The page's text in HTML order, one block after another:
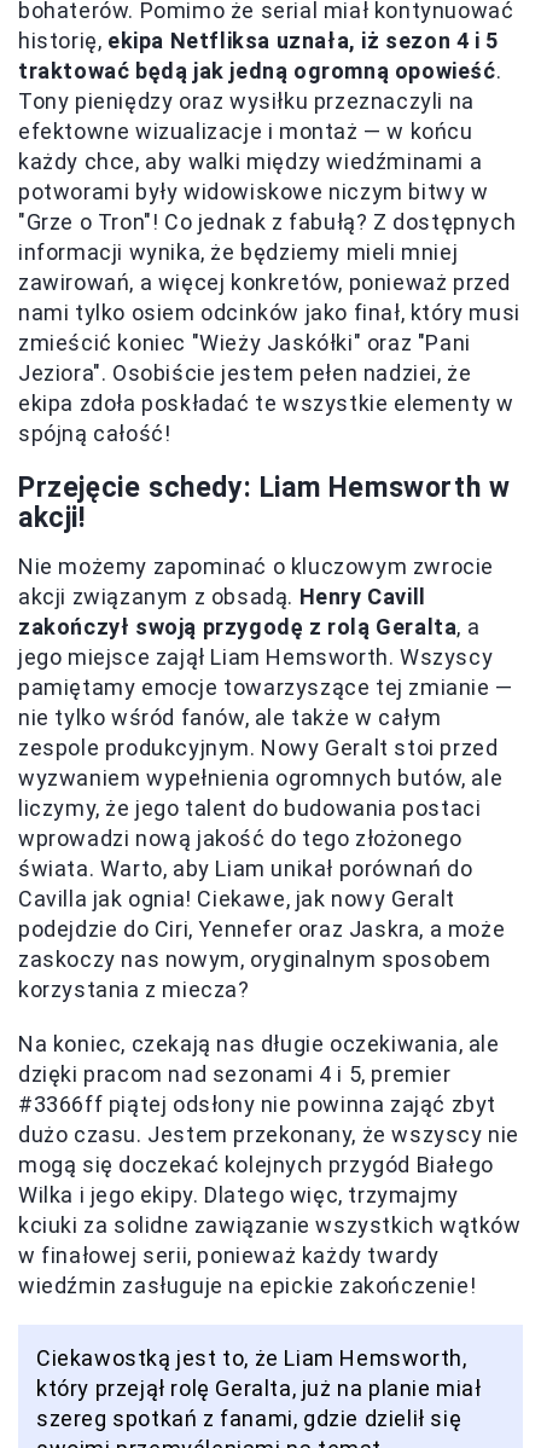
bohaterów. Pomimo że serial miał kontynuować
historię, ekipa Netfliksa uznała, iż sezon 4 i 5
traktować będą jak jedną ogromną opowieść.
Tony pieniędzy oraz wysiłku przeznaczyli na
efektowne wizualizacje i montaż — w końcu
każdy chce, aby walki między wiedźminami a
potworami były widowiskowe niczym bitwy w
"Grze o Tron"! Co jednak z fabułą? Z dostępnych
informacji wynika, że będziemy mieli mniej
zawirowań, a więcej konkretów, ponieważ przed
nami tylko osiem odcinków jako finał, który musi
zmieścić koniec "Wieży Jaskółki" oraz "Pani
Jeziora". Osobiście jestem pełen nadziei, że
ekipa zdoła poskładać te wszystkie elementy w
spójną całość!
Przejęcie schedy: Liam Hemsworth w
akcji!
Nie możemy zapominać o kluczowym zwrocie
akcji związanym z obsadą. Henry Cavill
zakończył swoją przygodę z rolą Geralta, a
jego miejsce zajął Liam Hemsworth. Wszyscy
pamiętamy emocje towarzyszące tej zmianie —
nie tylko wśród fanów, ale także w całym
zespole produkcyjnym. Nowy Geralt stoi przed
wyzwaniem wypełnienia ogromnych butów, ale
liczymy, że jego talent do budowania postaci
wprowadzi nową jakość do tego złożonego
świata. Warto, aby Liam unikał porównań do
Cavilla jak ognia! Ciekawe, jak nowy Geralt
podejdzie do Ciri, Yennefer oraz Jaskra, a może
zaskoczy nas nowym, oryginalnym sposobem
korzystania z miecza?
Na koniec, czekają nas długie oczekiwania, ale
dzięki pracom nad sezonami 4 i 5, premier
#3366ff piątej odsłony nie powinna zająć zbyt
dużo czasu. Jestem przekonany, że wszyscy nie
mogą się doczekać kolejnych przygód Białego
Wilka i jego ekipy. Dlatego więc, trzymajmy
kciuki za solidne zawiązanie wszystkich wątków
w finałowej serii, ponieważ każdy twardy
wiedźmin zasługuje na epickie zakończenie!
Ciekawostką jest to, że Liam Hemsworth,
który przejął rolę Geralta, już na planie miał
szereg spotkań z fanami, gdzie dzielił się